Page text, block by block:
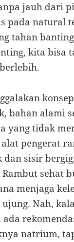
jauh dari
pada natural
tahan
kita bisa
bahan alami
yang tidak
pengerat
dan sisir
sehat
menjaga
Nah,
natrium,